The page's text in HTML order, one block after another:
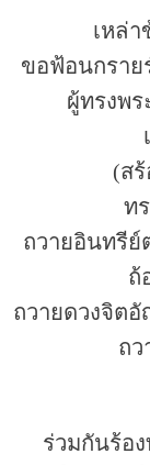
เหล่
ขอฟ้อนกราย
ผู้ทรงพ
(ส
ท
ถวายอินทรีย์
ถ้
ถวายดวงจิต
ถ
ร่วมกันร้อ